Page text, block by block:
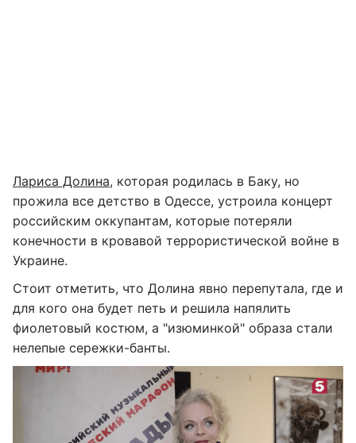
Лариса Долина, которая родилась в Баку, но
прожила все детство в Одессе, устроила концерт
российским оккупантам, которые потеряли
конечности в кровавой террористической войне в
Украине.
Стоит отметить, что Долина явно перепутала, где и
для кого она будет петь и решила напялить
фиолетовый костюм, а "изюминкой" образа стали
нелепые сережки-банты.